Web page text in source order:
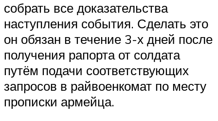
собрать все доказательства
наступления события. Сделать это
он обязан в течение 3-х дней после
получения рапорта от солдата
путём подачи соответствующих
запросов в райвоенкомат по месту
прописки армейца.